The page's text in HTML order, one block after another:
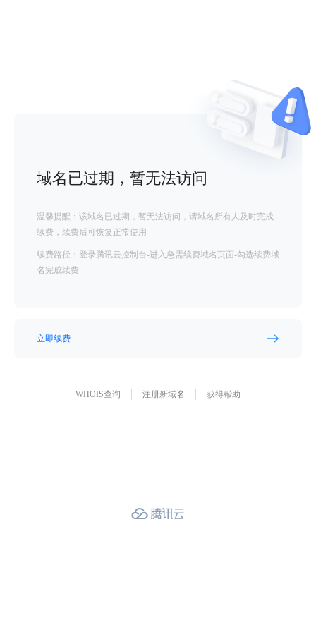
域名已过期，暂无法访问
温馨提醒：该域名已过期，暂无法访问，请域名所有人及时完成
续费，续费后可恢复正常使用
续费路径：登录腾讯云控制台-进入急需续费域名页面-勾选续费域
名完成续费
立即续费
WHOIS查询 注册新域名 获得帮助